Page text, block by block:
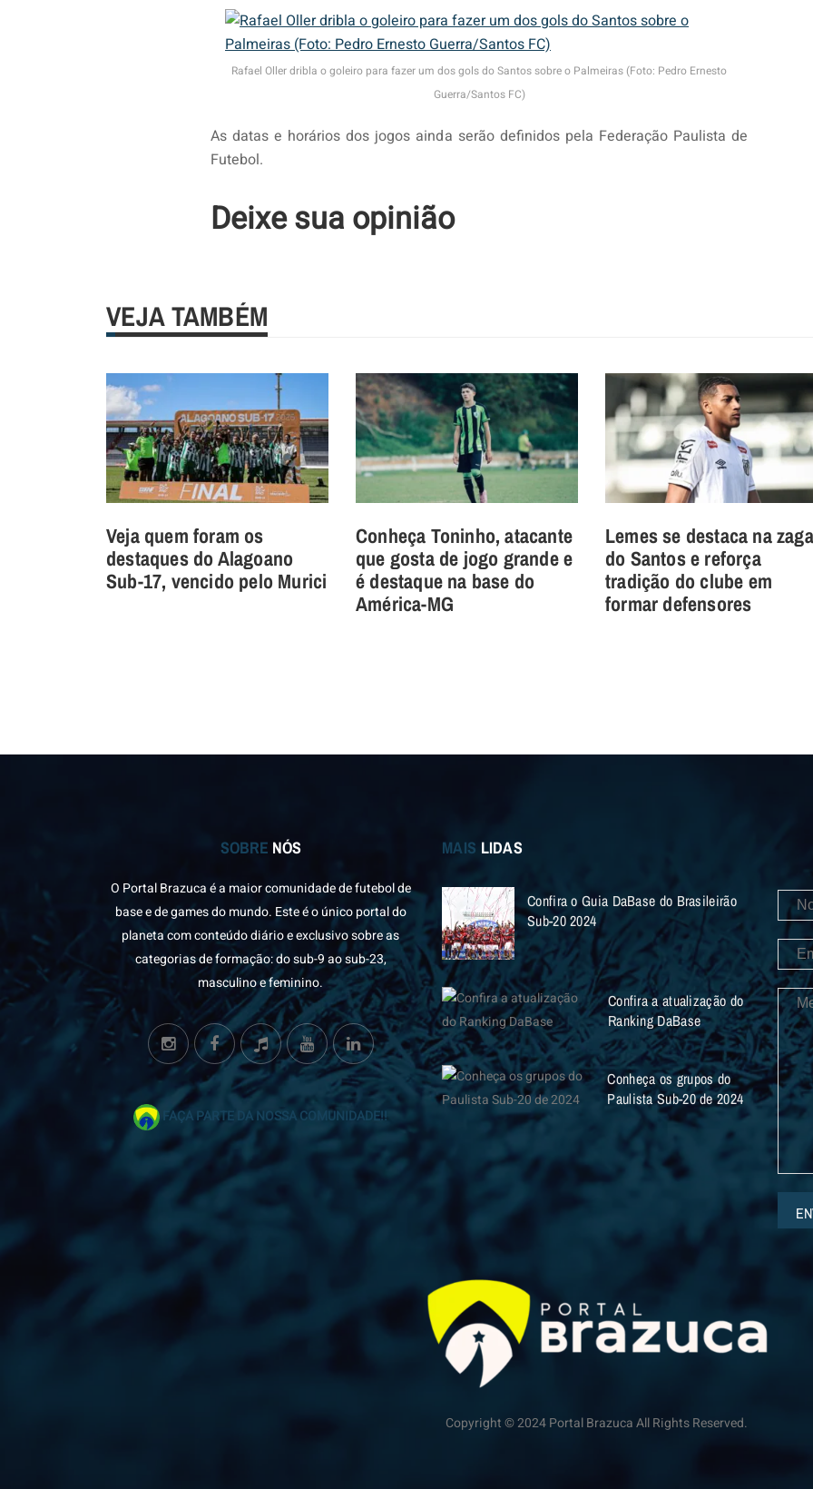
Rafael Oller dribla o goleiro para fazer um dos gols do Santos sobre o Palmeiras (Foto: Pedro Ernesto
Guerra/Santos FC)
As datas e horários dos jogos ainda serão definidos pela Federação Paulista de
Futebol.
Deixe sua opinião
VEJA TAMBÉM
Veja quem foram os
destaques do Alagoano
Sub-17, vencido pelo Murici
Conheça Toninho, atacante
que gosta de jogo grande e
é destaque na base do
América-MG
Lemes se destaca na zaga
do Santos e reforça
tradição do clube em
formar defensores
SOBRE NÓS
O Portal Brazuca é a maior comunidade de futebol de
base e de games do mundo. Este é o único portal do
planeta com conteúdo diário e exclusivo sobre as
categorias de formação: do sub-9 ao sub-23,
masculino e feminino.
FAÇA PARTE DA NOSSA COMUNIDADE!!
MAIS LIDAS
Confira o Guia DaBase do Brasileirão
Sub-20 2024
Confira a atualização do
Ranking DaBase
Conheça os grupos do
Paulista Sub-20 de 2024
Copyright © 2024 Portal Brazuca All Rights Reserved.